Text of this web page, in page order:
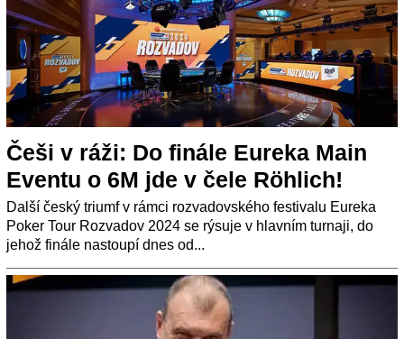
Češi v ráži: Do finále Eureka Main
Eventu o 6M jde v čele Röhlich!
Další český triumf v rámci rozvadovského festivalu Eureka
Poker Tour Rozvadov 2024 se rýsuje v hlavním turnaji, do
jehož finále nastoupí dnes od...